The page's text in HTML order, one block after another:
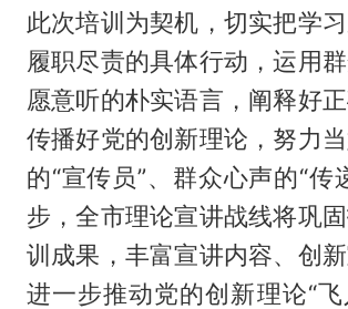
此次培训为契机，切实把学
履职尽责的具体行动，运用群
愿意听的朴实语言，阐释好正
传播好党的创新理论，努力
的“宣传员”、群众心声的“传
步，全市理论宣讲战线将巩
训成果，丰富宣讲内容、创新
进一步推动党的创新理论“